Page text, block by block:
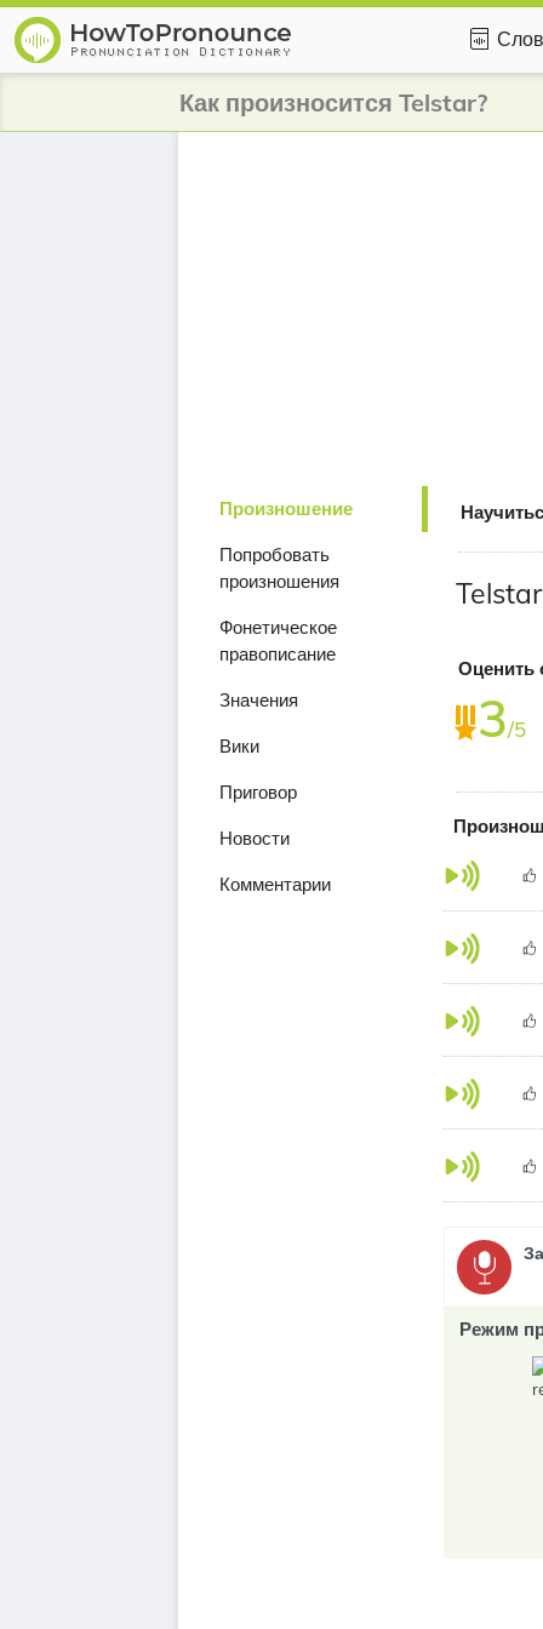
Как произносится Telstar?
Произношение
Попробовать
произношения
Фонетическое
правописание
Значения
Вики
Приговор
Новости
Комментарии
Telstar
Оценить
3/5
Режим